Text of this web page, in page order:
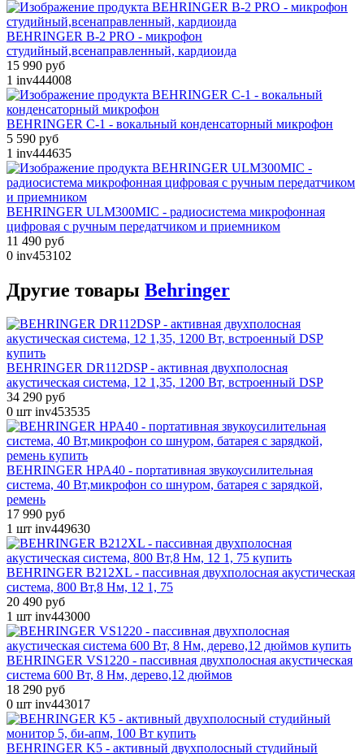
BEHRINGER B-2 PRO - микрофон
студийный,всенаправленный, кардиоида
15 990 руб
1 inv444008
BEHRINGER C-1 - вокальный конденсаторный микрофон
5 590 руб
1 inv444635
BEHRINGER ULM300MIC - радиосистема микрофонная
цифровая с ручным передатчиком и приемником
11 490 руб
0 inv453102
Другие товары Behringer
BEHRINGER DR112DSP - активная двухполосная
акустическая система, 12 1,35, 1200 Вт, встроенный DSP
34 290 руб
0 шт inv453535
BEHRINGER HPA40 - портативная звукоусилительная
система, 40 Вт,микрофон со шнуром, батарея с зарядкой,
ремень
17 990 руб
1 шт inv449630
BEHRINGER B212XL - пассивная двухполосная акустическая
система, 800 Вт,8 Нм, 12 1, 75
20 490 руб
1 шт inv443000
BEHRINGER VS1220 - пассивная двухполосная акустическая
система 600 Вт, 8 Нм, дерево,12 дюймов
18 290 руб
0 шт inv443017
BEHRINGER K5 - активный двухполосный студийный